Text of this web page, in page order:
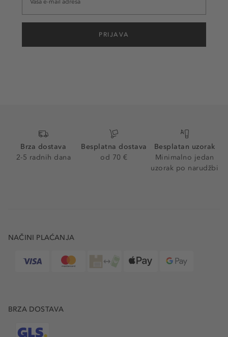
PRIJAVA
Brza dostava
2-5 radnih dana
Besplatna dostava
od 70 €
Besplatan uzorak
Minimalno jedan
uzorak po narudžbi
NAČINI PLAĆANJA
BRZA DOSTAVA